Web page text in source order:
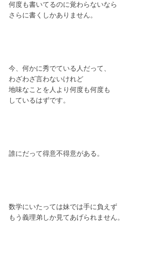
何度も書いてるのに覚わらないなら
さらに書くしかありません。
今、何かに秀でている人だって、
わざわざ言わないけれど
地味なことを人より何度も何度も
しているはずです。
誰にだって得意不得意がある。
数学にいたっては妹では手に負えず
もう義理弟しか見てあげられません。